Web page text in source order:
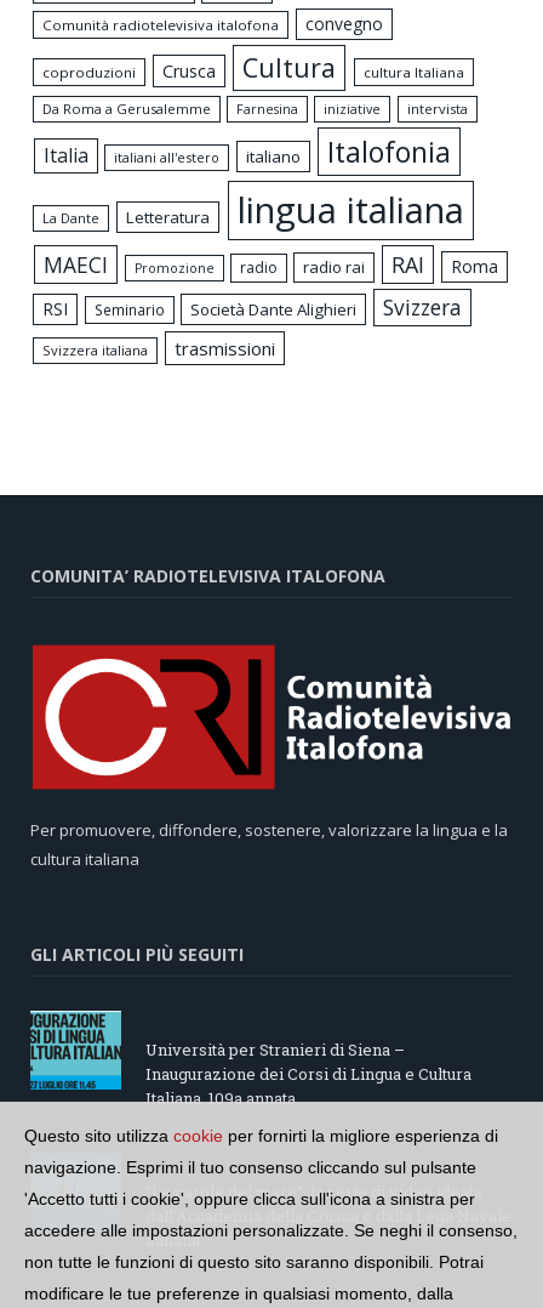
Comunità radiotelevisiva italofona
convegno
coproduzioni Crusca Cultura
cultura Italiana
Da Roma a Gerusalemme
Farnesina iniziative intervista
Italia italiani all'estero italiano Italofonia
La Dante Letteratura lingua italiana
MAECI Promozione radio radio rai RAI
Roma
RSI
Seminario Società Dante Alighieri Svizzera
Svizzera italiana trasmissioni
COMUNITA’ RADIOTELEVISIVA ITALOFONA
Per promuovere, diffondere, sostenere, valorizzare la lingua e la
cultura italiana
GLI ARTICOLI PIÙ SEGUITI
Università per Stranieri di Siena –
Inaugurazione dei Corsi di Lingua e Cultura
Italiana, 109a annata
“Le parole del mare”: la serie di video ideata
dall’Accademia della Crusca e dalla Lega Navale
italiana
Questo sito utilizza cookie per fornirti la migliore esperienza di
navigazione. Esprimi il tuo consenso cliccando sul pulsante
'Accetto tutti i cookie', oppure clicca sull'icona a sinistra per
accedere alle impostazioni personalizzate. Se neghi il consenso,
non tutte le funzioni di questo sito saranno disponibili. Potrai
modificare le tue preferenze in qualsiasi momento, dalla